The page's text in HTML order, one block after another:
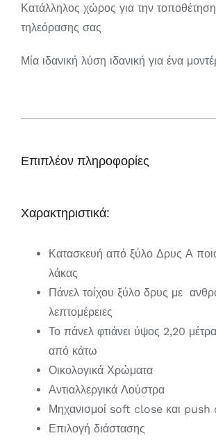
Επιπλέον πληροφορίες
Χαρακτηριστικά:
Κατασκευή από ξύλο Δρυς Α
λάκας
Πάνελ τοίχου ξύλο δρυς με
λεπτομέρειες
Το πάνελ φτιάνει ύψος 2,20
από κάτω
Οικολογικά Χρώματα
Αντιαλλεργικά Λούστρα
Μηχανισμοί soft close και push
Επιλογή διάστασης
Κατάλληλος χώρος για την
τηλεόρασης σας
Μία ιδανική λύση ιδανική για ένα